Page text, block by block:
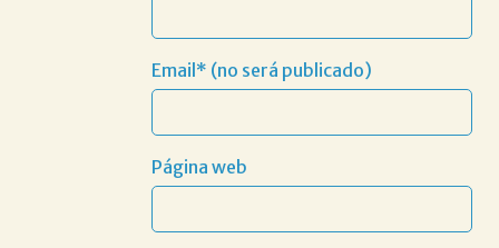
Email* (no será publicado)
Página web